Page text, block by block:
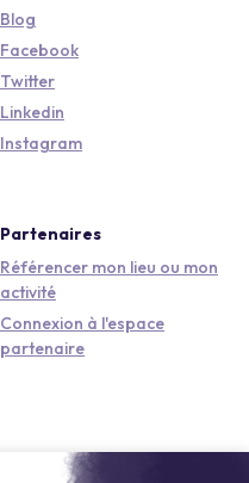
Blog
Facebook
Twitter
Linkedin
Instagram
Partenaires
Référencer mon lieu ou mon
activité
Connexion à l'espace
partenaire